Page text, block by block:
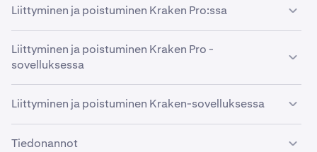
Liittyminen ja poistuminen Kraken Pro:ssa
1 Avaa Kraken Pro ja siirryTili-välilehdelle
Asetusten
kautta.
liukukytkimen.
Liittyminen ja poistuminen Kraken Pro -
sovelluksessa
1 Avaa Kraken Pro -sovellus ja selaaTilin asetuksiin.
Liittyminen ja poistuminen Kraken-sovelluksessa
1 Avaa Kraken-sovellus ja siirry
Tiedonannot